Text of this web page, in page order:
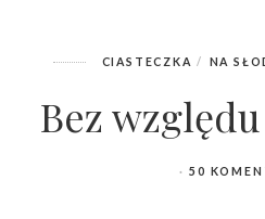
CIASTECZKA NA
Bez
50